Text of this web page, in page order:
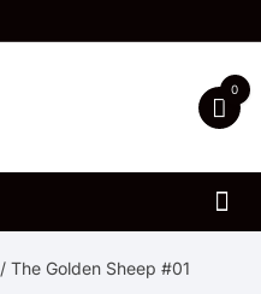
0
/ The Golden Sheep #01